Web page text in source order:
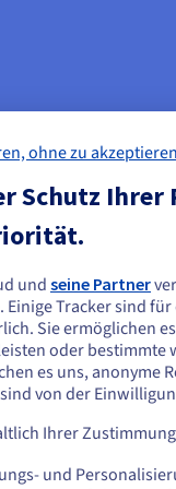
scheinen
Sie aus Vereinigte
Website
zur [Website]
us.ovhcloud.com/
ohne zu akzeptieren
Schutz
und seine Partner
Einige Tracker sind
Sie ermöglichen
oder bestimmte
es uns, anonyme
von der
Ihrer
und